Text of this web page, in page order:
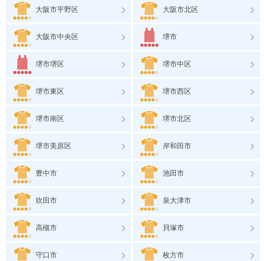
大阪市平野区 大阪市北区
大阪市中央区 堺市
堺市堺区 堺市中区
堺市東区 堺市西区
堺市南区 堺市北区
堺市美原区 岸和田市
豊中市 池田市
吹田市 泉大津市
高槻市 貝塚市
守口市 枚方市